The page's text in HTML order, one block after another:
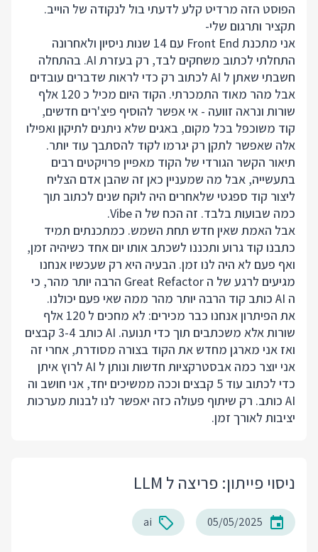
הפוסט הזה מרדיט קלע לדעתי בול לנקודה של הוייב.
תקציר ותרגום שלי-
אני מתכנת Front End עם 14 שנות ניסיון ולאחרונה
התחלתי לכתוב משחקים לבד, רק בעזרת AI. בהתחלה
חשבתי שאתן ל AI לכתוב רק כדי לראות שדברים עובדים
אבל מהר מאוד התמכרתי. הקוד היום מכיל כ 120 אלף
שורות ונראה זוועה - אי אפשר להוסיף פיצ'רים חדשים,
קוד משוכפל בכל מקום, באגים שלא ניתנים לתיקון ואפילו
אלה שאפשר לתקן רק יגרמו לקוד להסתבך עוד יותר.
תיאור הקשר הגורדי של הקוד מאפיין פרויקטים רבים
בתעשייה, אבל מה שמעניין כאן זה שהבן אדם הצליח
ליצור קוד ספגטי שלאחרים היה לוקח שנים לכתוב תוך
כמה שבועות בלבד. זה הכח של ה Vibe.
אבל האמת שאין חדש תחת השמש. כמתכנתים תמיד
כתבנו קוד גרוע ותכננו לשכתב אותו יום אחד כשיהיה זמן,
ואף פעם לא היה לנו זמן. הבעיה היא רק שעכשיו אנחנו
מגיעים לרגע של ה Great Refactor הרבה יותר מהר, כי
ה AI כותב קוד הרבה יותר מהר ממה שאי פעם יכולנו.
את הפיתרון אנחנו כבר מכירים: לא מחכים ל 120 אלף
שורות אלא משכתבים תוך כדי תנועה. AI כותב 3-4 קבצים
ואז אני מארגן מחדש את הקוד בצורה מסודרת, אחרי זה
אני יוצר כמה אבסטרקציות חדשות ונותן ל AI לרוץ איתן
כדי לכתוב עוד 5 קבצים וככה ממשיכים יחד, אני חושב וה
AI כותב. רק שיתוף פעולה כזה יאפשר לנו לבנות מערכות
יציבות לאורך זמן.
ניסוי פייתון: פריצה ל LLM
05/05/2025
ai